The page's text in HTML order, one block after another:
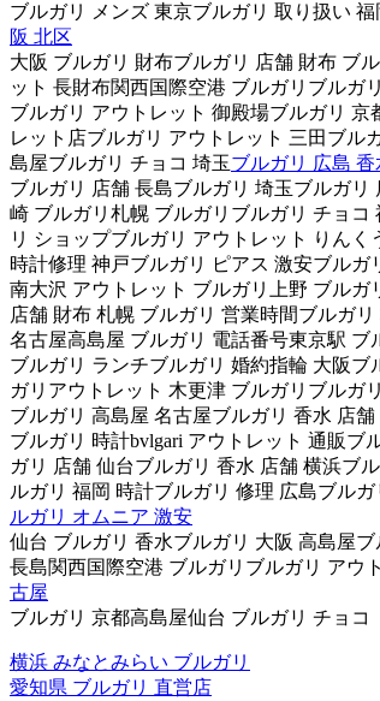
ブルガリ メンズ 東京ブルガリ 取り扱い
阪 北区
大阪 ブルガリ 財布ブルガリ 店舗 財布 ブ
ット 長財布関西国際空港 ブルガリブルガ
ブルガリ アウトレット 御殿場ブルガリ
レット店ブルガリ アウトレット 三田ブル
島屋ブルガリ チョコ 埼玉ブルガリ 広島 香
ブルガリ 店舗 長島ブルガリ 埼玉ブルガ
崎 ブルガリ札幌 ブルガリブルガリ チョ
リ ショップブルガリ アウトレット りん
時計修理 神戸ブルガリ ピアス 激安ブルガ
南大沢 アウトレット ブルガリ上野 ブル
店舗 財布 札幌 ブルガリ 営業時間ブルガ
名古屋高島屋 ブルガリ 電話番号東京駅
ブルガリ ランチブルガリ 婚約指輪 大阪
ガリアウトレット 木更津 ブルガリブルガ
ブルガリ 高島屋 名古屋ブルガリ 香水 店
ブルガリ 時計bvlgari アウトレット 通販
ガリ 店舗 仙台ブルガリ 香水 店舗 横浜ブ
ルガリ 福岡 時計ブルガリ 修理 広島ブル
ルガリ オムニア 激安
仙台 ブルガリ 香水ブルガリ 大阪 高島屋
長島関西国際空港 ブルガリブルガリ アウ
古屋
ブルガリ 京都高島屋仙台 ブルガリ チョコ
横浜 みなとみらい ブルガリ
愛知県 ブルガリ 直営店